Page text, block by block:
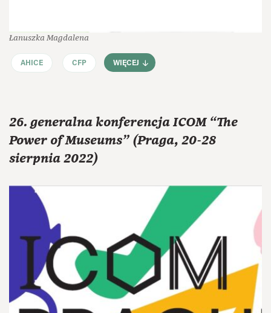
Łanuszka Magdalena
AHICE CFP WIĘCEJ
26. generalna konferencja ICOM “The
Power of Museums” (Praga, 20-28
sierpnia 2022)